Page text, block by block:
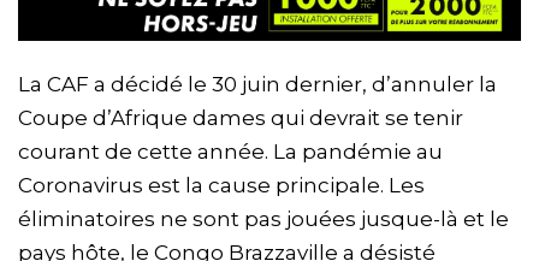
La CAF a décidé le 30 juin dernier, d’annuler la
Coupe d’Afrique dames qui devrait se tenir
courant de cette année. La pandémie au
Coronavirus est la cause principale. Les
éliminatoires ne sont pas jouées jusque-là et le
pays hôte, le Congo Brazzaville a désisté